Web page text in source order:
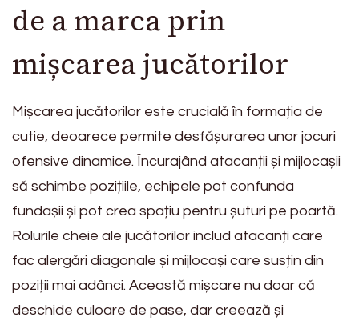
de a marca prin
mișcarea jucătorilor
Mișcarea jucătorilor este crucială în formația de
cutie, deoarece permite desfășurarea unor jocuri
ofensive dinamice. Încurajând atacanții și mijlocașii
să schimbe pozițiile, echipele pot confunda
fundașii și pot crea spațiu pentru șuturi pe poartă.
Rolurile cheie ale jucătorilor includ atacanți care
fac alergări diagonale și mijlocași care susțin din
poziții mai adânci. Această mișcare nu doar că
deschide culoare de pase, dar creează și